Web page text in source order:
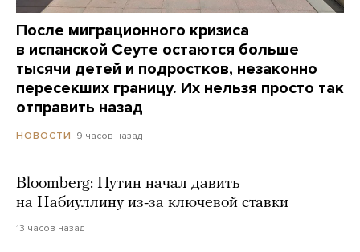
После миграционного кризиса
в испанской Сеуте остаются больше
тысячи детей и подростков, незаконно
пересекших границу. Их нельзя просто так
отправить назад
НОВОСТИ 9 часов назад
Bloomberg: Путин начал давить
на Набиуллину из-за ключевой ставки
13 часов назад